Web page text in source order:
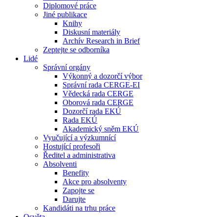
Diplomové práce
Jiné publikace
Knihy
Diskusní materiály
Archív Research in Brief
Zeptejte se odborníka
Lidé
Správní orgány
Výkonný a dozorčí výbor
Správní rada CERGE-EI
Vědecká rada CERGE
Oborová rada CERGE
Dozorčí rada EKÚ
Rada EKÚ
Akademický sněm EKÚ
Vyučující a výzkumnící
Hostující profesoři
Ředitel a administrativa
Absolventi
Benefity
Akce pro absolventy
Zapojte se
Darujte
Kandidáti na trhu práce